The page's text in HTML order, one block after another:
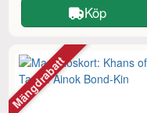
Köp
Mängdrabatt